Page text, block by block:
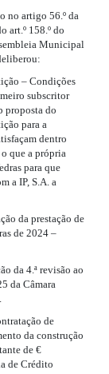
no artigo 56.º da
art.º 158.º do
Municipal
– Condições
subscritor
proposta do
para a
dentro
que a própria
para que
a IP, S.A. a
da prestação de
de 2024 –
da 4.ª revisão ao
da Câmara
de
da construção
de €
de Crédito